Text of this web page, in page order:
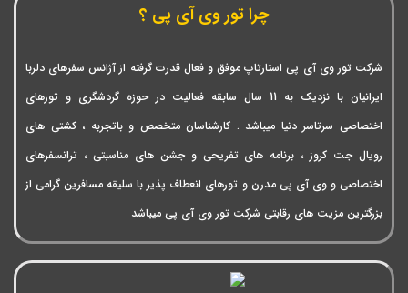
چرا تور وی آی پی ؟
شرکت تور وی آی پی استارتاپ موفق و فعال قدرت گرفته از آژانس سفرهای دلربا
ایرانیان با نزدیک به 11 سال سابقه فعالیت در حوزه گردشگری و تورهای
اختصاصی سرتاسر دنیا میباشد . کارشناسان متخصص و باتجربه ، کشتی های
رویال جت کروز ، برنامه های تفریحی و جشن های مناسبتی ، ترانسفرهای
اختصاصی و وی آی پی مدرن و تورهای انعطاف پذیر با سلیقه مسافرین گرامی از
بزرگترین مزیت های رقابتی شرکت تور وی آی پی میباشد